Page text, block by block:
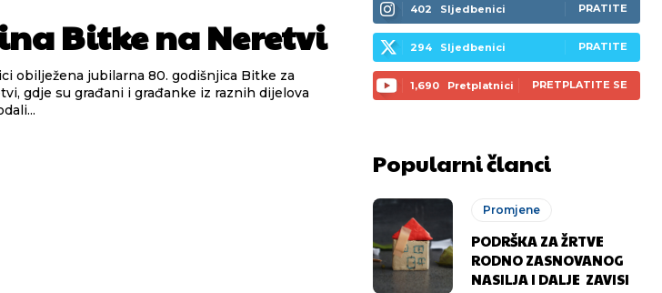
Bitke na Neretvi
obilježena jubilarna 80. godišnjica Bitke za
gdje su građani i građanke iz raznih dijelova
402 Sljedbenici PRATITE
294 Sljedbenici PRATITE
1,690 Pretplatnici PRETPLATITE SE
Popularni članci
Promjene
PODRŠKA ZA ŽRTVE
RODNO ZASNOVANOG
NASILJA I DALJE ZAVISI